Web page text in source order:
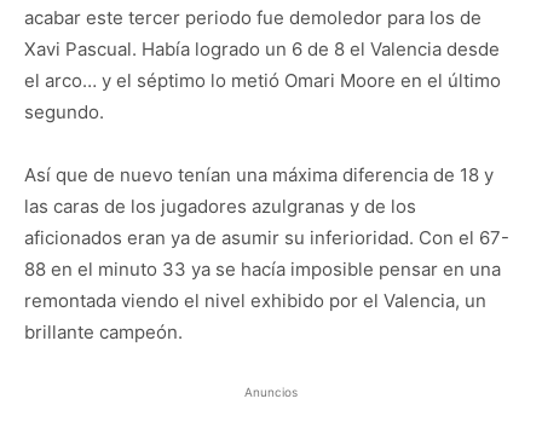
acabar este tercer periodo fue demoledor para los de
Xavi Pascual. Había logrado un 6 de 8 el Valencia desde
el arco… y el séptimo lo metió Omari Moore en el último
segundo.
Así que de nuevo tenían una máxima diferencia de 18 y
las caras de los jugadores azulgranas y de los
aficionados eran ya de asumir su inferioridad. Con el 67-
88 en el minuto 33 ya se hacía imposible pensar en una
remontada viendo el nivel exhibido por el Valencia, un
brillante campeón.
Anuncios